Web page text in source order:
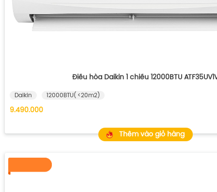
Điều hòa Daikin 1 chiều 12000BTU
Daikin 12000BTU( <20m2)
9.490.000
Thêm vào giỏ hàng